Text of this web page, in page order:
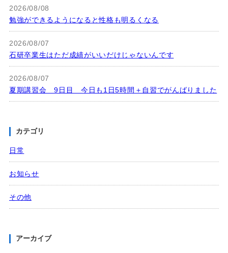
2026/08/08
勉強ができるようになると性格も明るくなる
2026/08/07
石研卒業生はただ成績がいいだけじゃないんです
2026/08/07
夏期講習会 9日目 今日も1日5時間＋自習でがんばりました
カテゴリ
日常
お知らせ
その他
アーカイブ